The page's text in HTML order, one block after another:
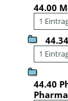
44.00
1
1
44.40